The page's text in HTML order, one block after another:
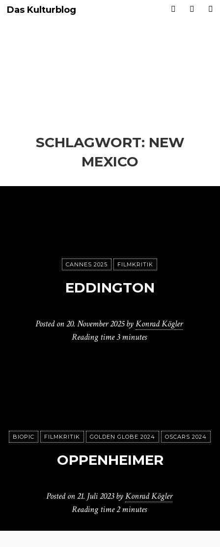
Das Kulturblog
SCHLAGWORT: NEW
MEXICO
CANNES 2025 FILMKRITIK
EDDINGTON
Posted on20. November 2025 byKonrad Kögler
Reading time3 minutes
BIOPIC FILMKRITIK GOLDEN GLOBE 2024 OSCARS 2024
OPPENHEIMER
Posted on21. Juli 2023 byKonrad Kögler
Reading time2 minutes